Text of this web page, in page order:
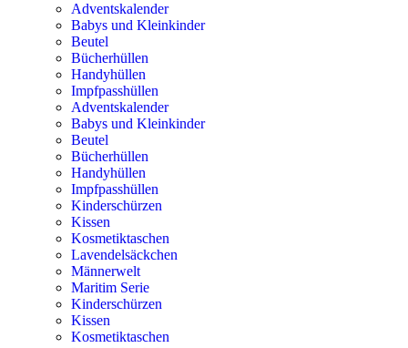
Adventskalender
Babys und Kleinkinder
Beutel
Bücherhüllen
Handyhüllen
Impfpasshüllen
Adventskalender
Babys und Kleinkinder
Beutel
Bücherhüllen
Handyhüllen
Impfpasshüllen
Kinderschürzen
Kissen
Kosmetiktaschen
Lavendelsäckchen
Männerwelt
Maritim Serie
Kinderschürzen
Kissen
Kosmetiktaschen